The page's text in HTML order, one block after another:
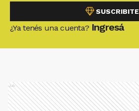
SUSCRIBITE
¿Ya tenés una cuenta? Ingresá
Ads